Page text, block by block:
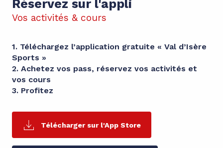
Réservez sur l'appli
Vos activités & cours
1. Téléchargez l’application gratuite « Val d’Isère
Sports »
2. Achetez vos pass, réservez vos activités et
vos cours
3. Profitez
Télécharger sur l'App Store